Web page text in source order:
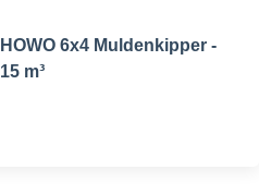
HOWO 6x4 Muldenkipper -
15 m³